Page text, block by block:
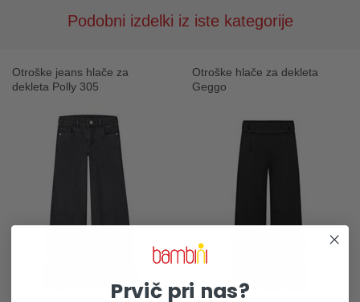
Podobni izdelki iz iste kategorije
Otroške jeans hlače za
dekleta Polly 305
Otroške hlače za dekleta
Geggo
Prvič pri nas?